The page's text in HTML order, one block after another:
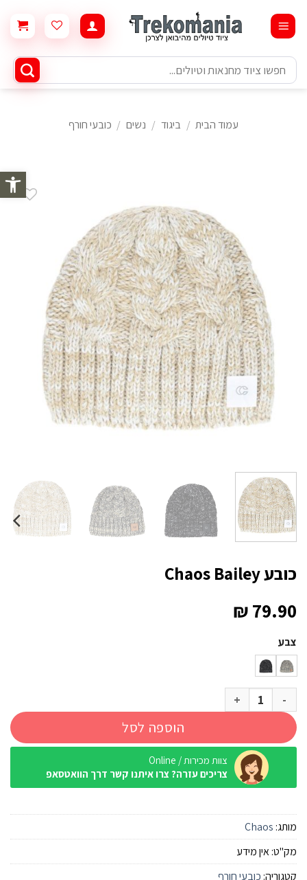
פתח
content
חיפוש
עבור:
עמוד הבית / ביגוד / נשים / כובעי חורף
כובע Chaos Bailey
₪79.90
צבע
כמות של כובע Chaos Bailey
הוספה לסל
צוות מכירות / Online
צריכים עזרה? צרו איתנו קשר דרך הוואטסאפ
מותג: Chaos
מק"ט:אין מידע
קטגוריה: כובעי חורף